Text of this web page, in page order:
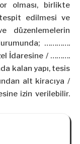
olması, birlikte
tespit edilmesi ve
düzenlemelerin
………….
İdaresine / ……….
kalan yapı, tesis
alt kiracıya /
izin verilebilir.